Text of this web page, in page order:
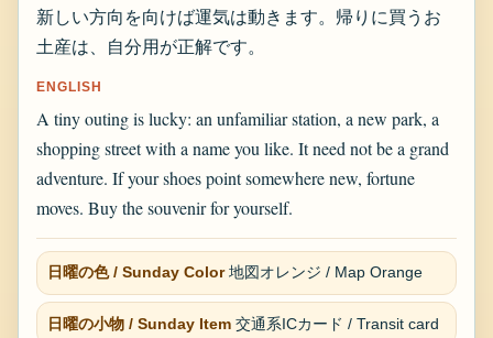
新しい方向を向けば運気は動きます。帰りに買うお
土産は、自分用が正解です。
ENGLISH
A tiny outing is lucky: an unfamiliar station, a new park, a
shopping street with a name you like. It need not be a grand
adventure. If your shoes point somewhere new, fortune
moves. Buy the souvenir for yourself.
日曜の色 / Sunday Color地図オレンジ / Map Orange
日曜の小物 / Sunday Item交通系ICカード / Transit card